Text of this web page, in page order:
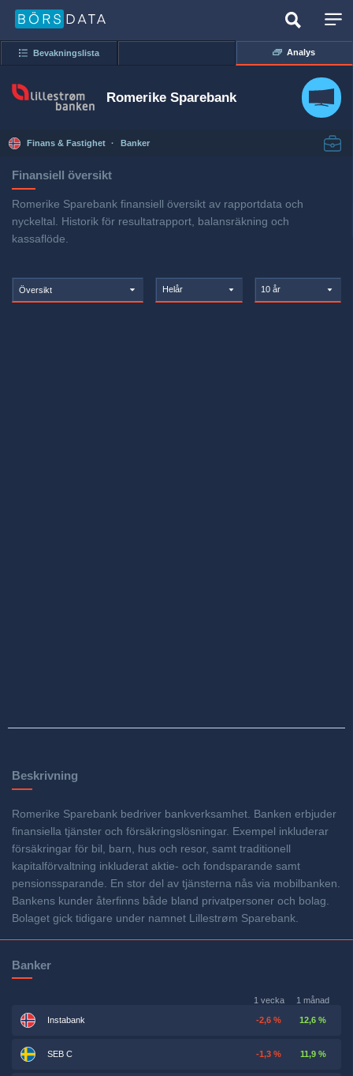
Bevakningslista Analys
Romerike Sparebank
Finans & Fastighet · Banker
Finansiell översikt
Romerike Sparebank finansiell översikt av rapportdata och
nyckeltal. Historik för resultatrapport, balansräkning och
kassaflöde.
Översikt Helår 10 år
Beskrivning
Romerike Sparebank bedriver bankverksamhet. Banken erbjuder
finansiella tjänster och försäkringslösningar. Exempel inkluderar
försäkringar för bil, barn, hus och resor, samt traditionell
kapitalförvaltning inkluderat aktie- och fondsparande samt
pensionssparande. En stor del av tjänsterna nås via mobilbanken.
Bankens kunder återfinns både bland privatpersoner och bolag.
Bolaget gick tidigare under namnet Lillestrøm Sparebank.
Banker
1 vecka 1 månad
Instabank -2,6 % 12,6 %
SEB C -1,3 % 11,9 %